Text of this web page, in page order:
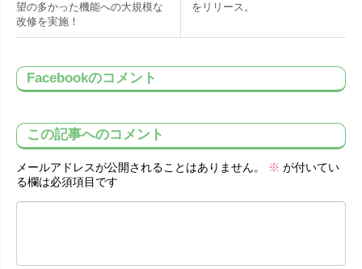
望の多かった機能への大規模な
改修を実施！
をリリース。
Facebookのコメント
この記事へのコメント
メールアドレスが公開されることはありません。 ※ が付いてい
る欄は必須項目です